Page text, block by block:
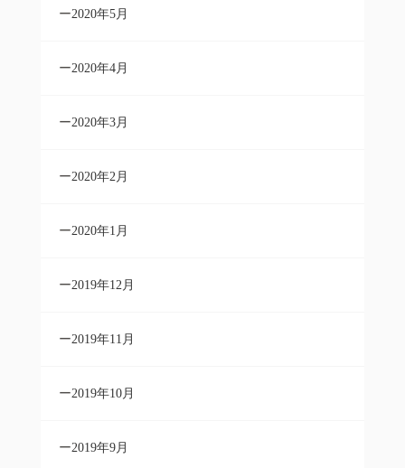
2020年5月
2020年4月
2020年3月
2020年2月
2020年1月
2019年12月
2019年11月
2019年10月
2019年9月